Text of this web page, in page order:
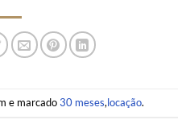
e marcado30 meses,locação.